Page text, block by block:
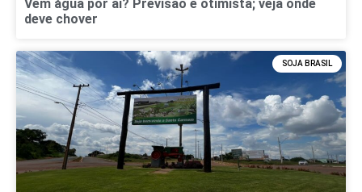
Vem água por aí? Previsão é otimista; veja onde
deve chover
SOJA BRASIL